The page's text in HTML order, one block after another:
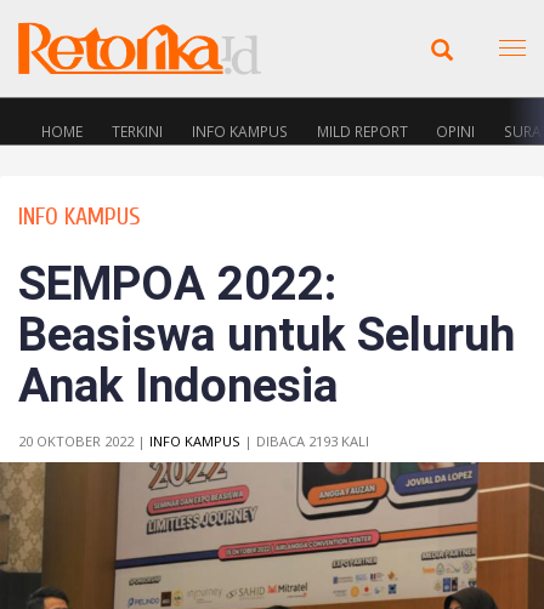
HOME TERKINI INFO KAMPUS MILD REPORT OPINI
INFO KAMPUS
SEMPOA 2022:
Beasiswa untuk Seluruh
Anak Indonesia
20 OKTOBER 2022 | INFO KAMPUS | DIBACA 2193 KALI